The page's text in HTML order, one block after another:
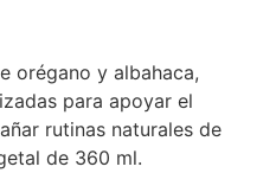
orégano y albahaca,
para apoyar el
rutinas naturales de
de 360 ml.